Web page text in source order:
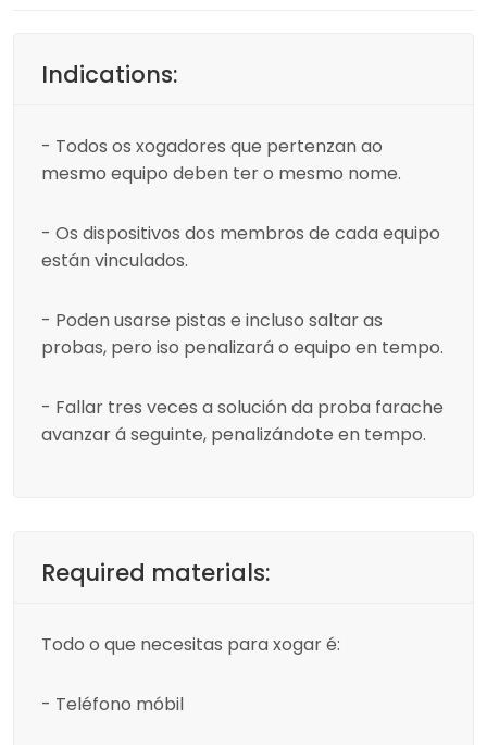
Indications:
- Todos os xogadores que pertenzan ao
mesmo equipo deben ter o mesmo nome.
- Os dispositivos dos membros de cada equipo
están vinculados.
- Poden usarse pistas e incluso saltar as
probas, pero iso penalizará o equipo en tempo.
- Fallar tres veces a solución da proba farache
avanzar á seguinte, penalizándote en tempo.
Required materials:
Todo o que necesitas para xogar é:
- Teléfono móbil